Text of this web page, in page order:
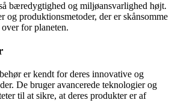
bæredygtighed og miljøansvarlighed højt.
og produktionsmetoder, der er skånsomme
for planeten.
er kendt for deres innovative og
De bruger avancerede teknologier og
til at sikre, at deres produkter er af